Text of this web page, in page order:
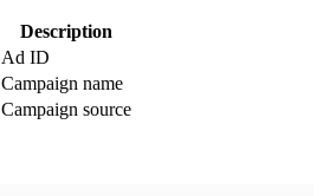
Description
Ad ID
Campaign name
Campaign source